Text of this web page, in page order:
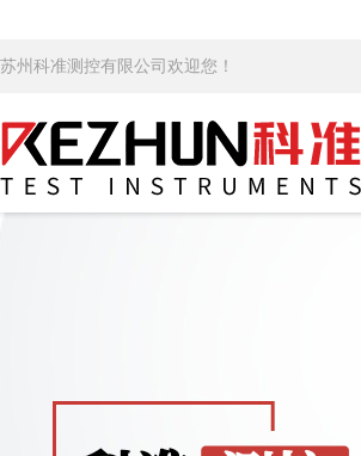
苏州科准测控有限公司欢迎您！